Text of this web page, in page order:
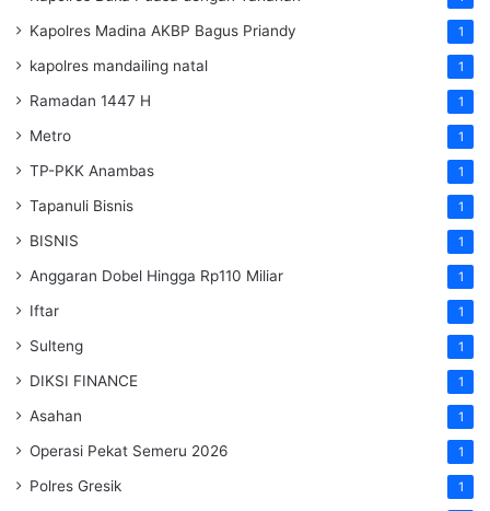
Kapolres Madina AKBP Bagus Priandy 1
kapolres mandailing natal 1
Ramadan 1447 H 1
Metro 1
TP-PKK Anambas 1
Tapanuli Bisnis 1
BISNIS 1
Anggaran Dobel Hingga Rp110 Miliar 1
Iftar 1
Sulteng 1
DIKSI FINANCE 1
Asahan 1
Operasi Pekat Semeru 2026 1
Polres Gresik 1